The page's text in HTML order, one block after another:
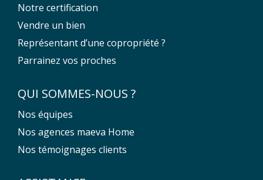
Notre certification
Vendre un bien
Représentant d’une copropriété ?
Parrainez vos proches
QUI SOMMES-NOUS ?
Nos équipes
Nos agences maeva Home
Nos témoignages clients